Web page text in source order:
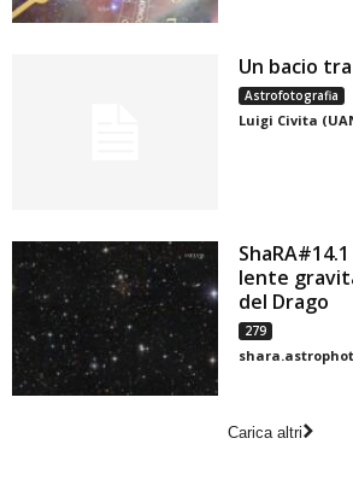
Un bacio
Astrofotografia
Luigi Civita
lente
del Drago
279
Carica altri